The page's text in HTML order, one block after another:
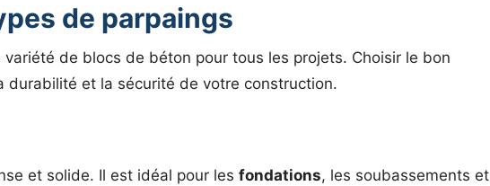
de parpaings
de blocs de béton pour tous les projets. Choisir le bon
durabilité et la sécurité de votre construction.
et solide. Il est idéal pour les fondations, les soubassements et